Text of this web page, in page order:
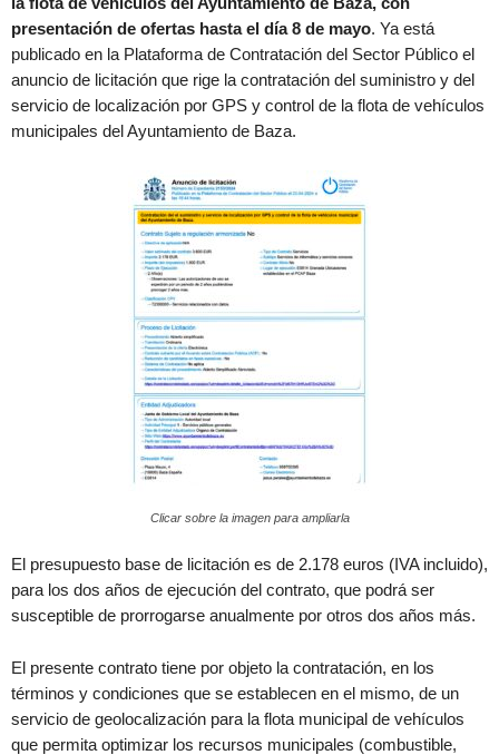
presentación de ofertas hasta el día 8 de mayo. Ya está
publicado en la Plataforma de Contratación del Sector Público el
anuncio de licitación que rige la contratación del suministro y del
servicio de localización por GPS y control de la flota de vehículos
municipales del Ayuntamiento de Baza.
Clicar sobre la imagen para ampliarla
El presupuesto base de licitación es de 2.178 euros (IVA incluido),
para los dos años de ejecución del contrato, que podrá ser
susceptible de prorrogarse anualmente por otros dos años más.
El presente contrato tiene por objeto la contratación, en los
términos y condiciones que se establecen en el mismo, de un
servicio de geolocalización para la flota municipal de vehículos
que permita optimizar los recursos municipales (combustible,